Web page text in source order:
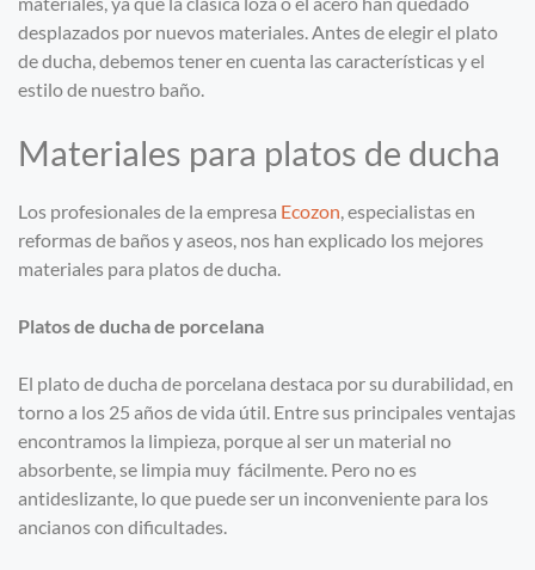
desplazados por nuevos materiales. Antes de elegir el plato
de ducha, debemos tener en cuenta las características y el
estilo de nuestro baño.
Materiales para platos de ducha
Los profesionales de la empresa Ecozon , especialistas en
reformas de baños y aseos, nos han explicado los mejores
materiales para platos de ducha.
Platos de ducha de porcelana
El plato de ducha de porcelana destaca por su durabilidad, en
torno a los 25 años de vida útil. Entre sus principales ventajas
encontramos la limpieza, porque al ser un material no
absorbente, se limpia muy fácilmente. Pero no es
antideslizante, lo que puede ser un inconveniente para los
ancianos con dificultades.